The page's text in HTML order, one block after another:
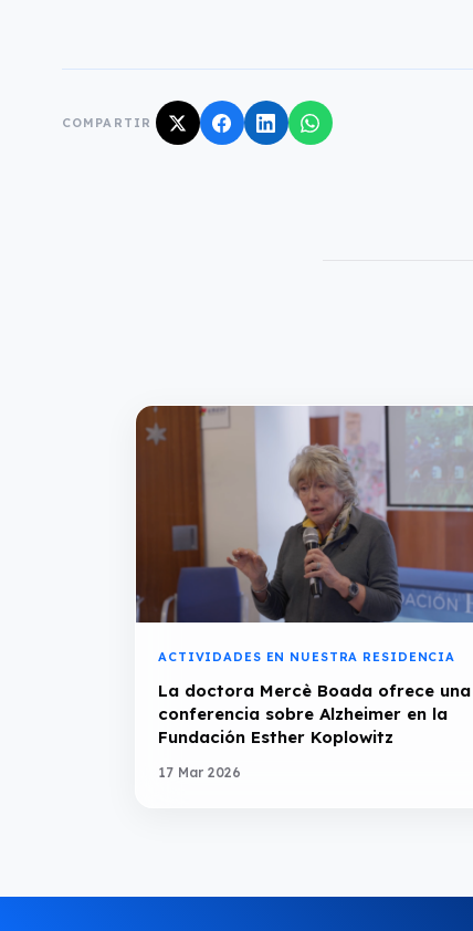
COMPARTIR
ACTIVIDADES EN NUESTRA RESIDENCIA
La doctora Mercè Boada ofrece una
conferencia sobre Alzheimer en la
Fundación Esther Koplowitz
17 Mar 2026